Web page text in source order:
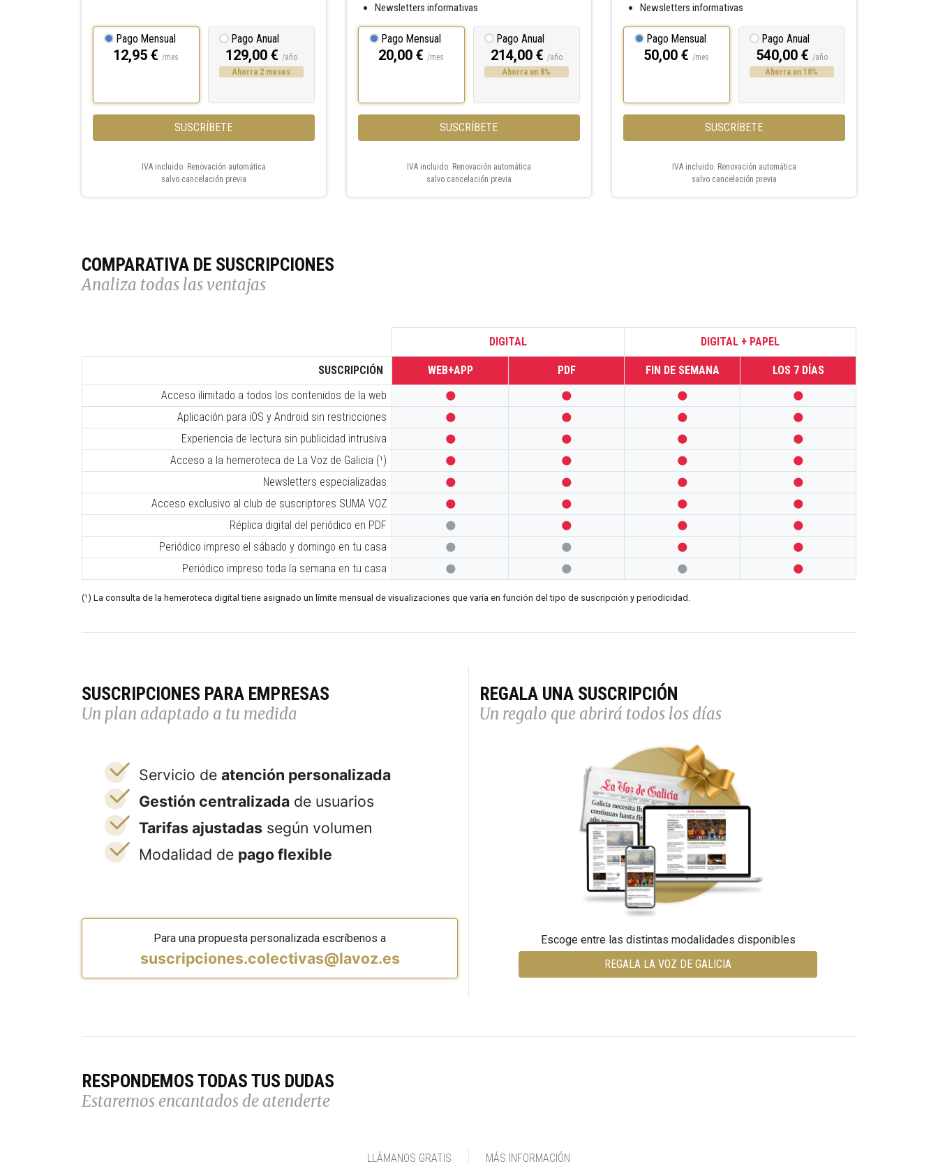
Pago Mensual
12,95 €/mes
Pago Anual
129,00 €/año
Ahorra 2 meses
SUSCRÍBETE
IVA incluido. Renovación automática
salvo cancelación previa
Newsletters informativas
Pago Mensual
20,00 €/mes
Pago Anual
214,00 €/año
Ahorra un 8%
SUSCRÍBETE
IVA incluido. Renovación automática
salvo cancelación previa
Newsletters informativas
Pago Mensual
50,00 €/mes
Pago Anual
540,00 €/año
Ahorra un 10%
SUSCRÍBETE
IVA incluido. Renovación automática
salvo cancelación previa
COMPARATIVA DE SUSCRIPCIONES
Analiza todas las ventajas
DIGITAL DIGITAL + PAPEL
SUSCRIPCIÓN WEB+APP PDF FIN DE SEMANA
LOS 7 DÍAS
Acceso ilimitado a todos los contenidos de la web
   
Aplicación para iOS y Android sin restricciones    
Experiencia de lectura sin publicidad intrusiva    
Acceso a la hemeroteca de La Voz de Galicia (¹)    
Newsletters especializadas    
Acceso exclusivo al club de suscriptores SUMA VOZ    
Réplica digital del periódico en PDF    
Periódico impreso el sábado y domingo en tu casa    
Periódico impreso toda la semana en tu casa    
(¹) La consulta de la hemeroteca digital tiene asignado un límite mensual de visualizaciones que varía en función del tipo de suscripción y periodicidad.
SUSCRIPCIONES PARA EMPRESAS
Un plan adaptado a tu medida
Servicio de atención personalizada
Gestión centralizada de usuarios
Tarifas ajustadas según volumen
Modalidad de pago flexible
Para una propuesta personalizada escríbenos a
suscripciones.colectivas@lavoz.es
REGALA UNA SUSCRIPCIÓN
Un regalo que abrirá todos los días
Escoge entre las distintas modalidades disponibles
REGALA LA VOZ DE GALICIA
RESPONDEMOS TODAS TUS DUDAS
Estaremos encantados de atenderte
LLÁMANOS GRATIS MÁS INFORMACIÓN